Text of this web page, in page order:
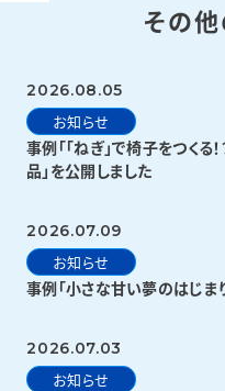
その
2026.08.05
お知らせ
事例「「ねぎ」で椅子をつく
品」を公開しました
2026.07.09
お知らせ
事例「小さな甘い夢のはじま
2026.07.03
お知らせ